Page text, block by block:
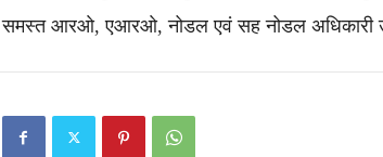
समस्त आरओ, एआरओ, नोडल एवं सह नोडल अधिकारी